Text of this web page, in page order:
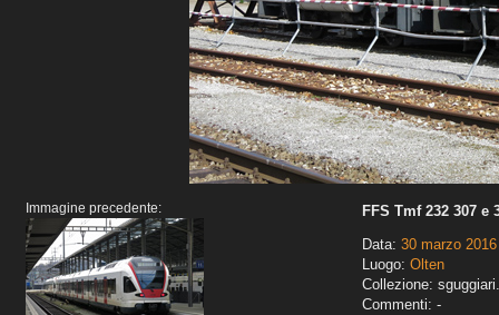
Immagine precedente:
FFS Tmf 232 307 e
Data: 30 marzo 2016
Luogo: Olten
Collezione:
Commenti: -